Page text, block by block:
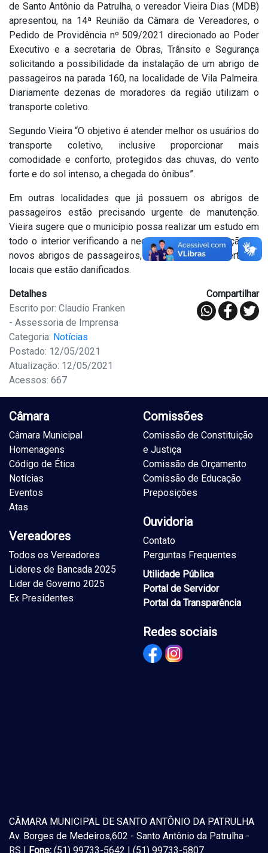
de Santo Antônio da Patrulha, o vereador Vieira Dias (MDB)
apresentou, na 14ª Reunião da Câmara de Vereadores, o
Pedido de Providência nº 509/2021 direcionado ao Poder
Executivo e a secretaria de Obras, Trânsito e Segurança
solicitando a possibilidade da instalação de um abrigo de
passageiros na parada 160, na localidade de Vila Palmeira.
Diariamente dezenas de moradores da região utilizam o
transporte coletivo.
Segundo Vieira “O objetivo é atender melhor os usuários do
transporte coletivo, inclusive proporcionar mais
comodidade e conforto, protegidos das chuvas, do vento
forte e do sol intenso, a chegada do ônibus”.
Em outras localidades que já possuem os abrigos de
passageiros estão precisando urgente de manutenção.
Vieira sugere que o município possa realizar um estudo em
todo o interior verificando a necessidade da instalação de
novos abrigos de passageiros, ou mesmo do conserto de
locais que estão danificados.
Detalhes
Escrito por: Claudio Franken
- Assessoria de Imprensa
Categoria: Notícias
Postado: 12/05/2021
Atualização: 12/05/2021
Acessos: 667
Compartilhar
Câmara
Câmara Municipal
Homenagens
Código de Ética
Notícias
Eventos
Atas
Vereadores
Todos os Vereadores
Lideres de Bancada 2025
Lider de Governo 2025
Ex Presidentes
Comissões
Comissão de Constituição
e Justiça
Comissão de Orçamento
Comissão de Educação
Preposições
Ouvidoria
Contato
Perguntas Frequentes
Utilidade Pública
Portal de Servidor
Portal da Transparência
Redes sociais
CÂMARA MUNICIPAL DE SANTO ANTÔNIO DA PATRULHA
Av. Borges de Medeiros,602 - Santo Antônio da Patrulha -
RS |
Fone: (51) 99733-5642 | (51) 99733-5807